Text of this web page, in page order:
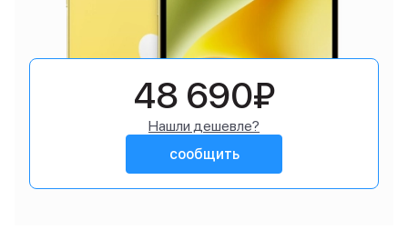
48 690₽
Нашли дешевле?
сообщить